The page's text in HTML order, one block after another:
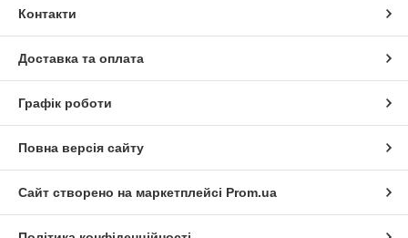
Контакти
Доставка та оплата
Графік роботи
Повна версія сайту
Сайт створено на маркетплейсі Prom.ua